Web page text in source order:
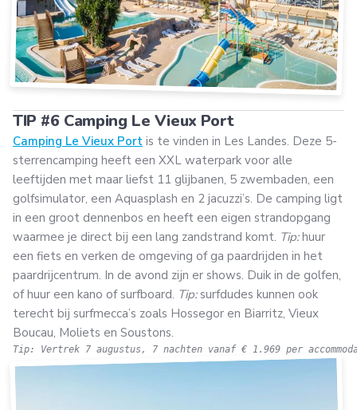
TIP #6 Camping Le Vieux Port
Camping Le Vieux Port is te vinden in Les Landes. Deze 5-
sterrencamping heeft een XXL waterpark voor alle
leeftijden met maar liefst 11 glijbanen, 5 zwembaden, een
golfsimulator, een Aquasplash en 2 jacuzzi’s. De camping ligt
in een groot dennenbos en heeft een eigen strandopgang
waarmee je direct bij een lang zandstrand komt. Tip:huur
een fiets en verken de omgeving of ga paardrijden in het
paardrijcentrum. In de avond zijn er shows. Duik in de golfen,
of huur een kano of surfboard. Tip:surfdudes kunnen ook
terecht bij surfmecca’s zoals Hossegor en Biarritz, Vieux
Boucau, Moliets en Soustons.
Tip: Vertrek 7 augustus, 7 nachten vanaf € 1.969 per